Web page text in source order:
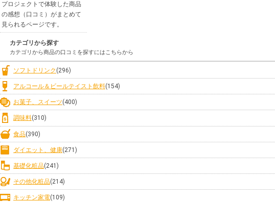
プロジェクトで体験した商品
の感想（口コミ）がまとめて
見られるページです。
カテゴリから探す
カテゴリから商品の口コミを探すにはこちらから
ソフトドリンク (296)
アルコール＆ビールテイスト飲料(154)
お菓子、スイーツ(400)
調味料(310)
食品(390)
ダイエット、健康(271)
基礎化粧品(241)
その他化粧品(214)
キッチン家電(109)